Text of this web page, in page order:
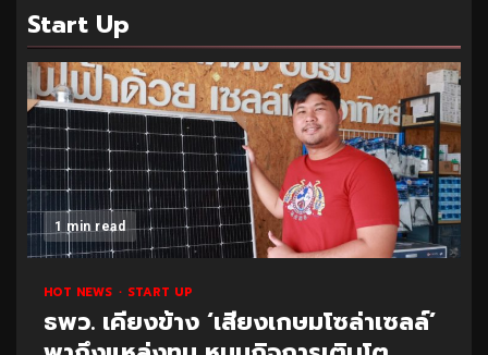
Start Up
1 min read
HOT NEWS START UP
ธพว. เคียงข้าง ‘เสียงเกษมโซล่าเซลล์’